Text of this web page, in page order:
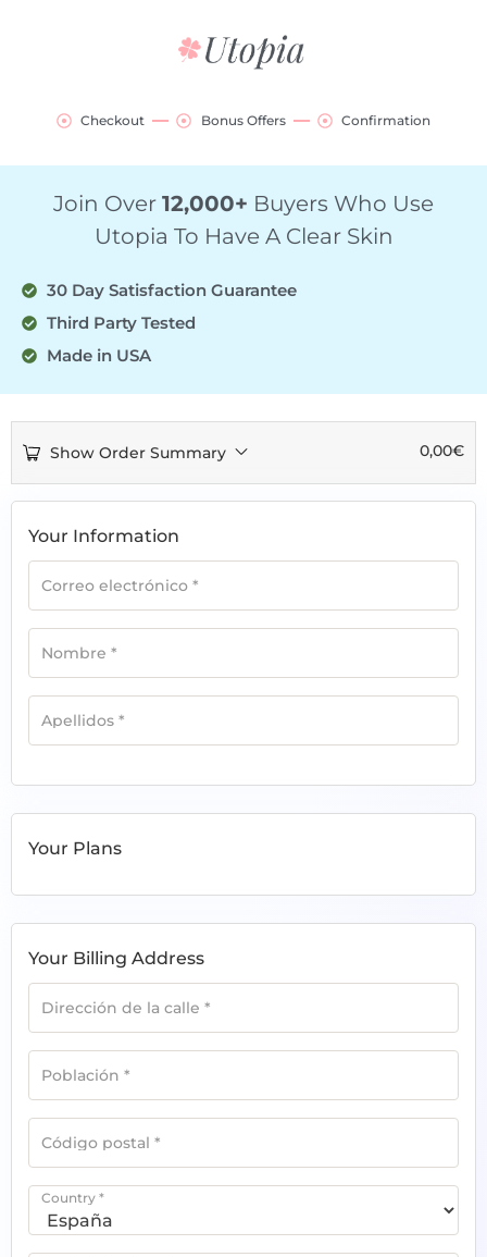
Checkout Bonus Offers Confirmation
Join Over 12,000+ Buyers Who Use
Utopia To Have A Clear Skin
30 Day Satisfaction Guarantee
Third Party Tested
Made in USA
Show Order Summary 0,00€
Your Information
Correo electrónico *
Nombre *
Apellidos *
Your Plans
Your Billing Address
Dirección de la calle *
Población *
Código postal *
Country *